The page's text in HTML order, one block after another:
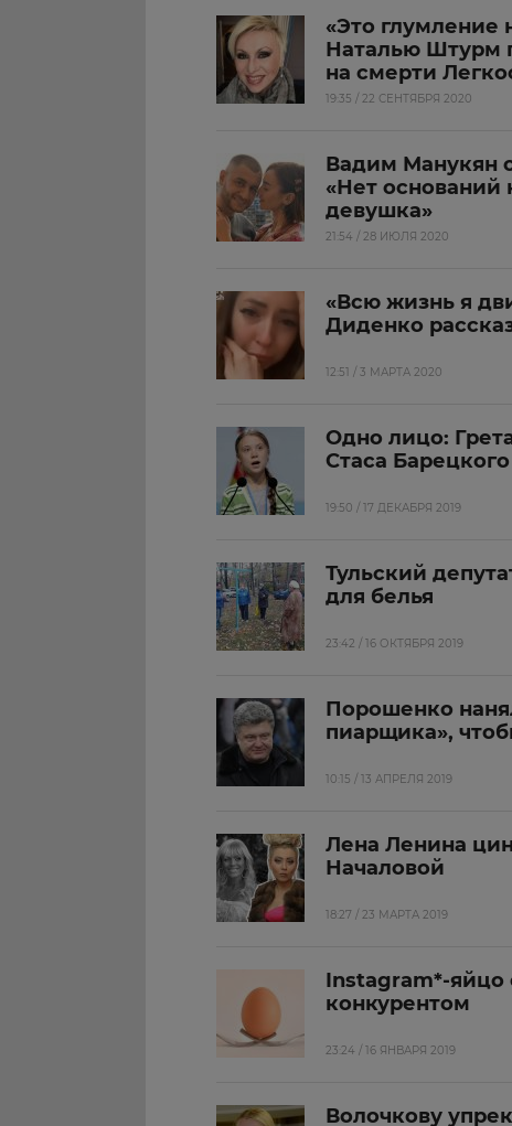
«Это глумление
Наталью Штурм
на смерти
19:35 / 22 СЕНТЯБРЯ 2020
Вадим Манукян
«Нет оснований
девушка»
21:54 / 28 ИЮЛЯ 2020
«Всю жизнь я
Диденко
12:51 / 3 МАРТА 2020
Одно лицо:
Стаса Барецкого
19:50 / 17 ДЕКАБРЯ 2019
Тульский
для белья
23:42 / 16 ОКТЯБРЯ 2019
Порошенко
пиарщика»,
10:15 / 13 АПРЕЛЯ 2019
Лена Ленина
Началовой
18:27 / 23 МАРТА 2019
Instagram*-яйцо
конкурентом
23:24 / 16 ЯНВАРЯ 2019
Волочкову